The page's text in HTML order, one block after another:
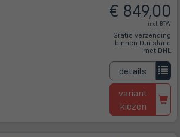
€ 849,00
incl. BTW
Gratis verzending
binnen Duitsland
met DHL
details
variant
kiezen